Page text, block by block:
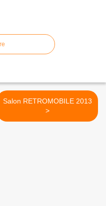
Salon RETROMOBILE 2013
>